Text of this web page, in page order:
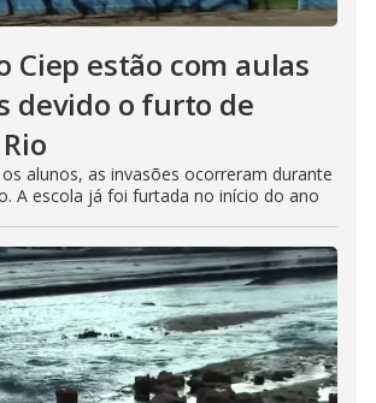
Ciep estão com aulas
devido o furto de
alunos, as invasões ocorreram durante
A escola já foi furtada no início do ano